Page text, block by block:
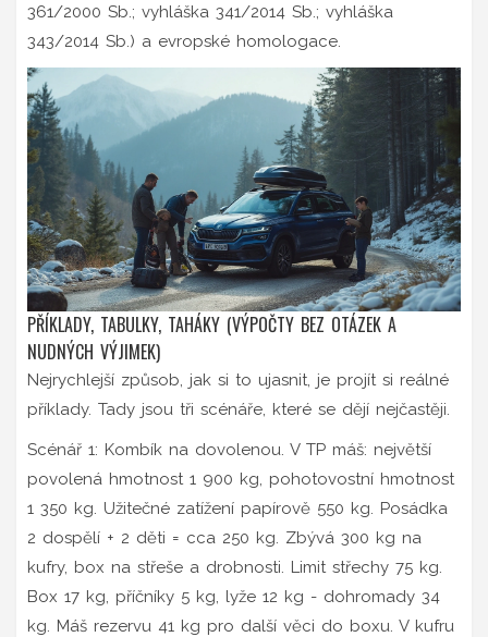
361/2000 Sb.; vyhláška 341/2014 Sb.; vyhláška
343/2014 Sb.) a evropské homologace.
PŘÍKLADY, TABULKY, TAHÁKY (VÝPOČTY BEZ OTÁZEK A
NUDNÝCH VÝJIMEK)
Nejrychlejší způsob, jak si to ujasnit, je projít si reálné
příklady. Tady jsou tři scénáře, které se dějí nejčastěji.
Scénář 1: Kombík na dovolenou. V TP máš: největší
povolená hmotnost 1 900 kg, pohotovostní hmotnost
1 350 kg. Užitečné zatížení papírově 550 kg. Posádka
2 dospělí + 2 děti = cca 250 kg. Zbývá 300 kg na
kufry, box na střeše a drobnosti. Limit střechy 75 kg.
Box 17 kg, příčníky 5 kg, lyže 12 kg - dohromady 34
kg. Máš rezervu 41 kg pro další věci do boxu. V kufru